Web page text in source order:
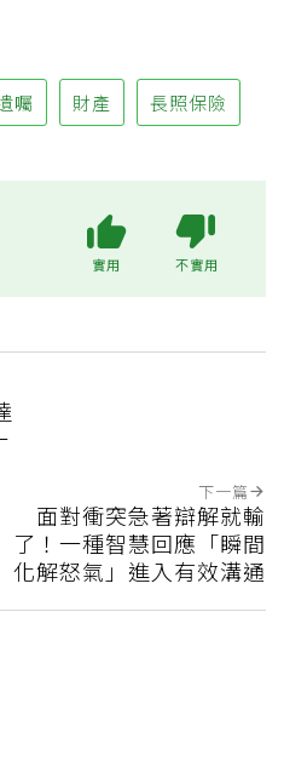
囑 財產 長照保險
實用 不實用
下一篇
面對衝突急著辯解就輸
了！一種智慧回應「瞬間
化解怒氣」進入有效溝通